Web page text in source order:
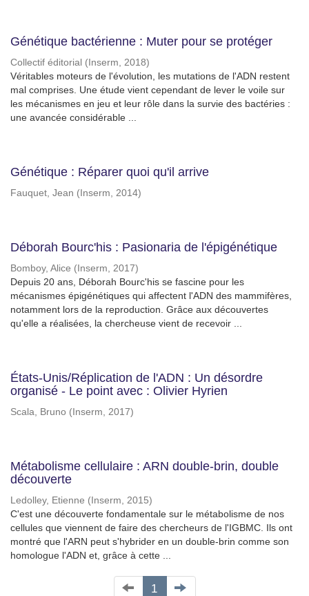
Génétique bactérienne : Muter pour se protéger
Collectif éditorial ( Inserm, 2018)
Véritables moteurs de l'évolution, les mutations de l'ADN restent
mal comprises. Une étude vient cependant de lever le voile sur
les mécanismes en jeu et leur rôle dans la survie des bactéries :
une avancée considérable ...
Génétique : Réparer quoi qu'il arrive
Fauquet, Jean ( Inserm, 2014)
Déborah Bourc'his : Pasionaria de l'épigénétique
Bomboy, Alice ( Inserm, 2017)
Depuis 20 ans, Déborah Bourc'his se fascine pour les
mécanismes épigénétiques qui affectent l'ADN des mammifères,
notamment lors de la reproduction. Grâce aux découvertes
qu'elle a réalisées, la chercheuse vient de recevoir ...
États-Unis/Réplication de l'ADN : Un désordre
organisé - Le point avec : Olivier Hyrien
Scala, Bruno ( Inserm, 2017)
Métabolisme cellulaire : ARN double-brin, double
découverte
Ledolley, Etienne ( Inserm, 2015)
C'est une découverte fondamentale sur le métabolisme de nos
cellules que viennent de faire des chercheurs de l'IGBMC. Ils ont
montré que l'ARN peut s'hybrider en un double-brin comme son
homologue l'ADN et, grâce à cette ...
1